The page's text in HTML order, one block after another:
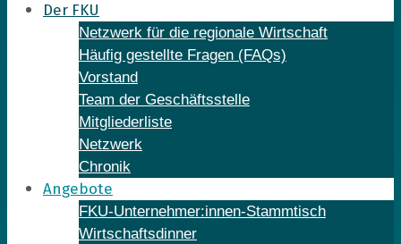
Der FKU
Netzwerk für die regionale Wirtschaft
Häufig gestellte Fragen (FAQs)
Vorstand
Team der Geschäftsstelle
Mitgliederliste
Netzwerk
Chronik
Angebote
FKU-Unternehmer:innen-Stammtisch
Wirtschaftsdinner